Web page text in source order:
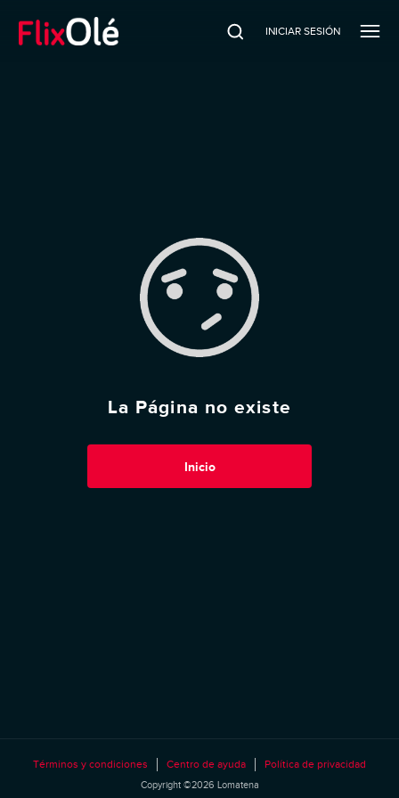
INICIAR SESIÓN
La Página no existe
Inicio
Términos y condiciones Centro de ayuda Política de privacidad
Copyright ©2026 Lomatena